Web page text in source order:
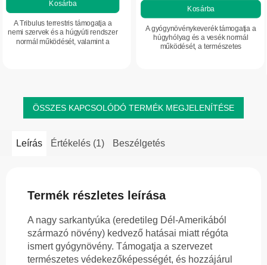
ből
5,0
csillag.
Kosárba
A Tribulus terrestris támogatja a
nemi szervek és a húgyúti rendszer
normál működését, valamint a
Kosárba
A gyógynövénykeverék támogatja a
húgyhólyag és a vesék normál
működését, a természetes
ÖSSZES KAPCSOLÓDÓ TERMÉK MEGJELENÍTÉSE
Leírás Értékelés (1) Beszélgetés
Termék részletes leírása
A nagy sarkantyúka (eredetileg Dél-Amerikából
származó növény) kedvező hatásai miatt régóta
ismert gyógynövény. Támogatja a szervezet
természetes védekezőképességét, és hozzájárul